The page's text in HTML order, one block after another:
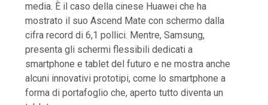
media. È il caso della cinese Huawei che ha
mostrato il suo Ascend Mate con schermo dalla
cifra record di 6,1 pollici. Mentre, Samsung,
presenta gli schermi flessibili dedicati a
smartphone e tablet del futuro e ne mostra anche
alcuni innovativi prototipi, come lo smartphone a
forma di portafoglio che, aperto tutto diventa un